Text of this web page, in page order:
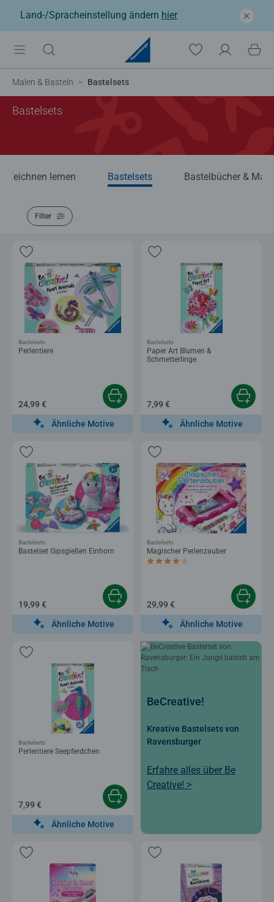
Land-/Spracheinstellung ändern hier
Malen & Basteln Bastelsets
Bastelsets
Zeichnen lernen Bastelsets Bastelbücher &
Filter
Perlentiere
Bastelsets
24,99 €
Ähnliche Motive
Paper Art Blumen &
Schmetterlinge
Bastelsets
7,99 €
Ähnliche Motive
Bastelset Gipsgießen Einhorn
Bastelsets
19,99 €
Ähnliche Motive
Magischer Perlenzauber
Durchschnittliche Bewertung 4,0 von 5
Bastelsets
29,99 €
Ähnliche Motive
Perlentiere Seepferdchen
Bastelsets
7,99 €
Ähnliche Motive
BeCreative!
Kreative Bastelsets von
Ravensburger
Erfahre alles über Be
Creative! >